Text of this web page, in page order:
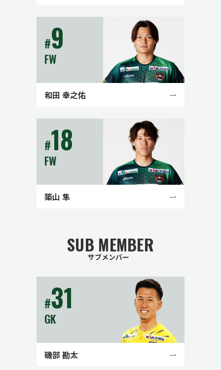
#9
FW
和田 幸之佑
#18
FW
築山 隼
SUB MEMBER
サブメンバー
#31
GK
磯部 勘太